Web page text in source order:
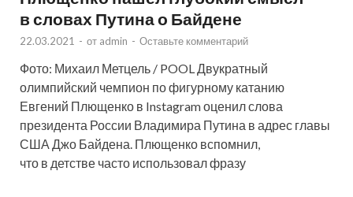
в словах Путина о Байдене
22.03.2021 - от admin - Оставьте комментарий
Фото: Михаил Метцель / POOL Двукратный
олимпийский чемпион по фигурному катанию
Евгений Плющенко в Instagram оценил слова
президента России Владимира Путина в адрес главы
США Джо Байдена. Плющенко вспомнил,
что в детстве часто использовал фразу